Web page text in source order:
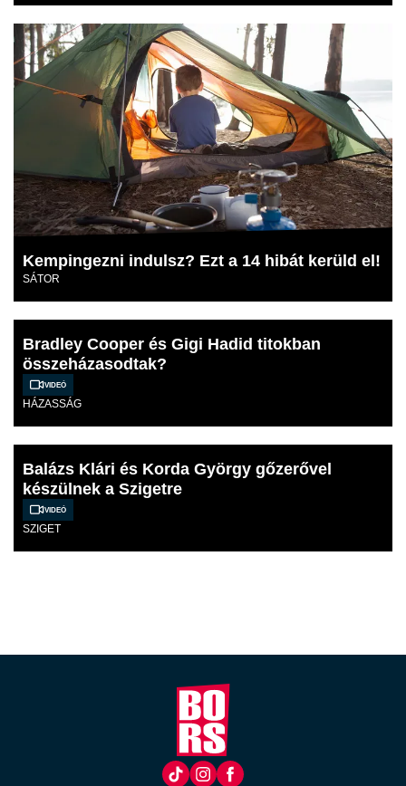
Kempingezni indulsz? Ezt a 14 hibát kerüld el!
SÁTOR
Bradley Cooper és Gigi Hadid titokban
összeházasodtak?
Videó
HÁZASSÁG
Balázs Klári és Korda György gőzerővel
készülnek a Szigetre
Videó
SZIGET